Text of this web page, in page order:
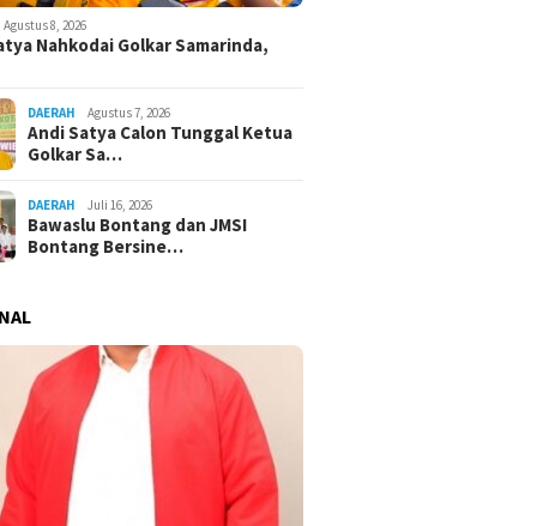
Agustus 8, 2026
Nahkodai Golkar Samarinda,
DAERAH Agustus 7, 2026
Andi Satya Calon Tunggal Ketua
Golkar Sa…
DAERAH Juli 16, 2026
Bawaslu Bontang dan JMSI
Bontang Bersine…